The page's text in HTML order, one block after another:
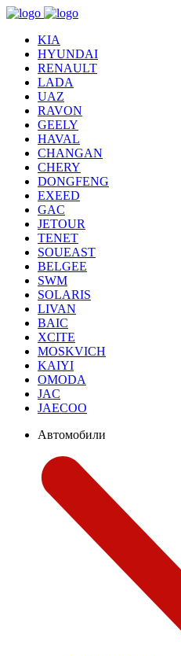
KIA
HYUNDAI
RENAULT
LADA
UAZ
RAVON
GEELY
HAVAL
CHANGAN
CHERY
DONGFENG
EXEED
GAC
JETOUR
TENET
SOUEAST
BELGEE
SWM
SOLARIS
LIVAN
BAIC
XCITE
MOSKVICH
KAIYI
OMODA
JAC
JAECOO
Автомобили